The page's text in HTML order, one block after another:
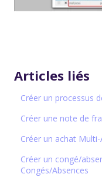
Articles liés
Créer un processus
Créer une note de
Créer un achat
Créer un congé/
Congés/Absences